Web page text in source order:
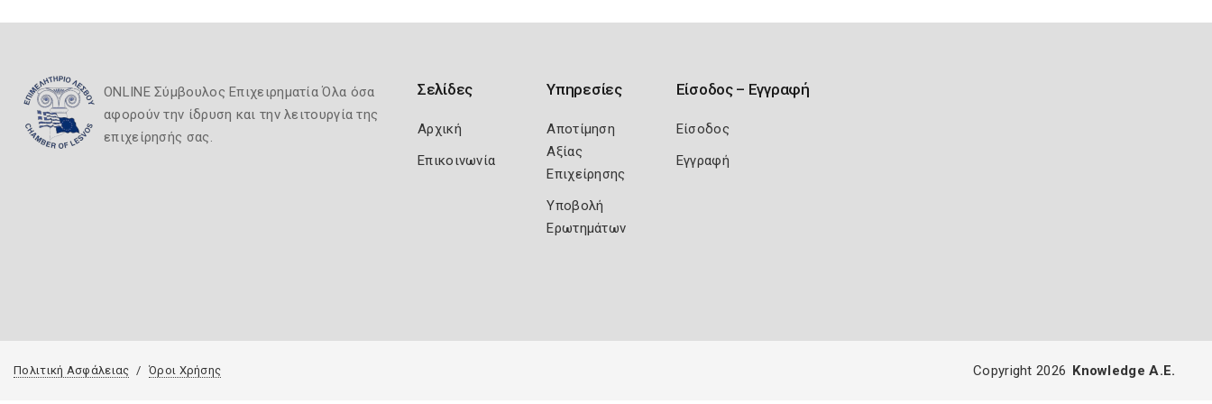
ONLINE Σύμβουλος Επιχειρηματία Όλα όσα
αφορούν την ίδρυση και την λειτουργία της
επιχείρησής σας.
Σελίδες
Αρχική
Επικοινωνία
Υπηρεσίες
Αποτίμηση
Αξίας
Επιχείρησης
Υποβολή
Ερωτημάτων
Είσοδος – Εγγραφή
Είσοδος
Εγγραφή
Πολιτική Ασφάλειας Όροι Χρήσης Copyright 2026 Knowledge A.E.